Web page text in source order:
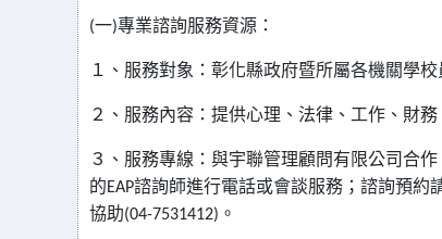
(一)專業諮詢服務資源：
１、服務對象：彰化縣政府暨所屬各機關學校
２、服務內容：提供心理、法律、工作、財
３、服務專線：與宇聯管理顧問有限公司合
的EAP諮詢師進行電話或會談服務；諮詢預約
協助(04-7531412) 。